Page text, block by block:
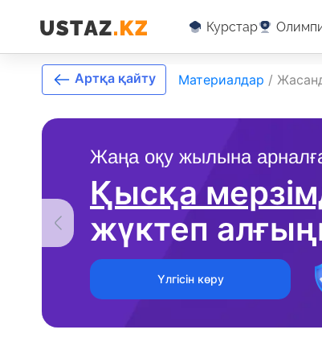
Курстар
Жаңа оқу жылына
Қысқа
жүктеп
Үлгісін көру
Артқа қайту Материалдар /